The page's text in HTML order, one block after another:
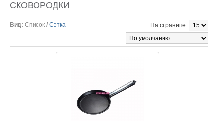
СКОВОРОДКИ
Вид: Список / Сетка На странице: